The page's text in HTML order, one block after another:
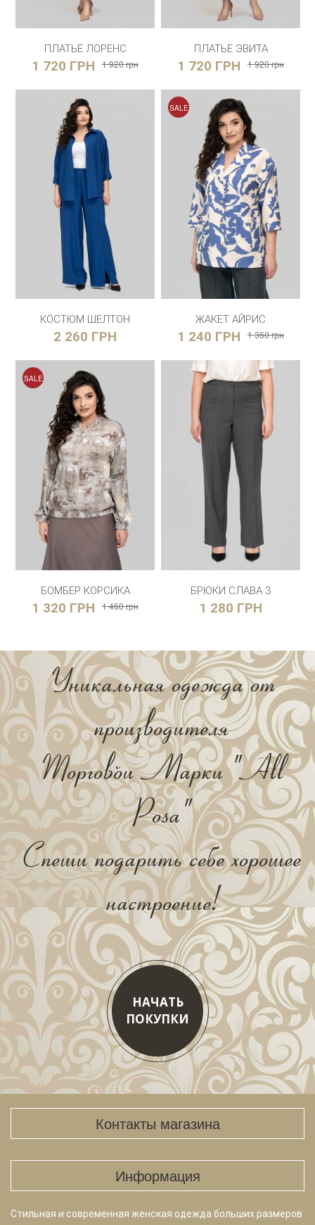
ПЛАТЬЕ ЛОРЕНС
1 720 ГРН 1 920 грн
ПЛАТЬЕ ЭВИТА
1 720 ГРН 1 920 грн
КОСТЮМ ШЕЛТОН
2 260 ГРН
SALE
ЖАКЕТ АЙРИС
1 240 ГРН 1 360 грн
SALE
БОМБЕР КОРСИКА
1 320 ГРН 1 460 грн
БРЮКИ СЛАВА 3
1 280 ГРН
Уникальная одежда от
производителя
Торговой Марки "All
Posa"
Спеши подарить себе хорошее
настроение!
НАЧАТЬ
ПОКУПКИ
Контакты магазина
Информация
Стильная и современная женская одежда больших размеров